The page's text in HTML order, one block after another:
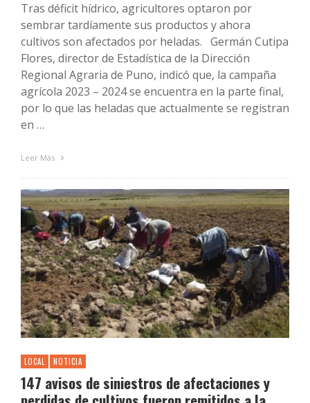
Tras déficit hídrico, agricultores optaron por
sembrar tardíamente sus productos y ahora
cultivos son afectados por heladas. Germán Cutipa
Flores, director de Estadística de la Dirección
Regional Agraria de Puno, indicó que, la campaña
agrícola 2023 – 2024 se encuentra en la parte final,
por lo que las heladas que actualmente se registran
en …
Leer Más
LOCAL NOTICIA
147 avisos de siniestros de afectaciones y